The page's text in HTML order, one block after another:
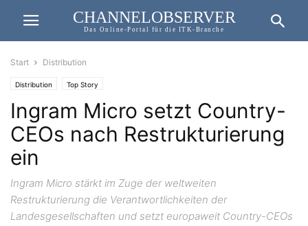
CHANNELOBSERVER
Das Online-Portal für die ITK-Branche
Start Distribution
Distribution Top Story
Ingram Micro setzt Country-
CEOs nach Restrukturierung
ein
Ingram Micro stärkt im Zuge der weltweiten
Restrukturierung die Verantwortlichkeiten der
Landesgesellschaften und setzt europaweit Country-CEOs